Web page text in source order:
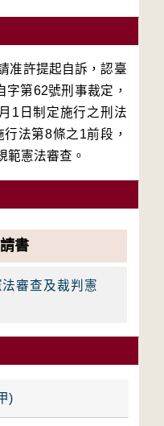
准許提起自訴，認臺
第62號刑事裁定，
1日制定施行之刑法
法第8條之1前段，
範憲法審查。
書
審查及裁判憲
)